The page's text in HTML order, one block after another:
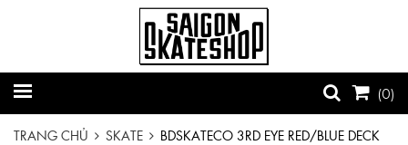
(0)
TRANG CHỦ SKATE
BDSKATECO 3RD EYE RED/BLUE DECK